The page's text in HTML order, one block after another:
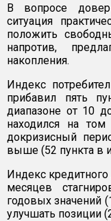
В вопросе
ситуация
положить
напротив,
накопления.
Индекс
прибавил пять
диапазоне от 10
находился на
докризисный
выше (52 пункта в
Индекс
месяцев
годовых значений
улучшать позиции